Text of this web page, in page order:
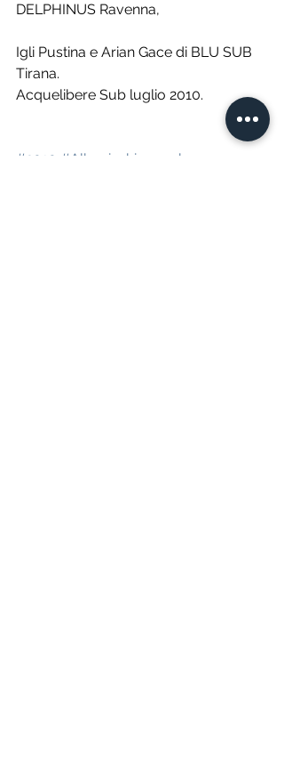
DELPHINUS Ravenna,
Igli Pustina e Arian Gace di BLU SUB
Tirana.
Acquelibere Sub luglio 2010.
#2010 #Albaniashipwreck